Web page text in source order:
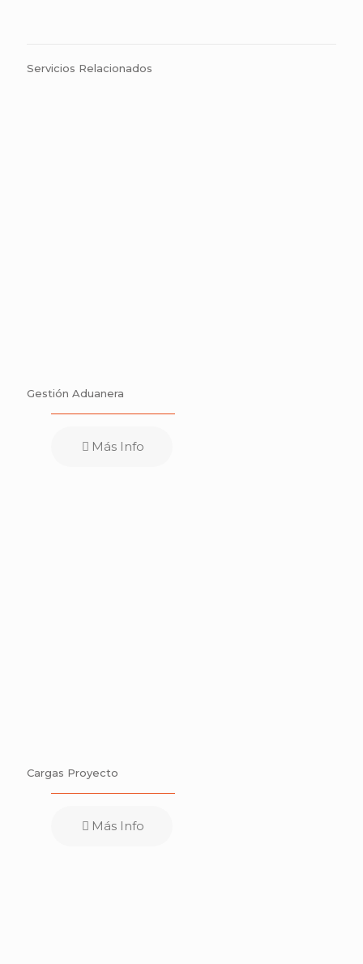
Servicios Relacionados
Gestión Aduanera
Más Info
Cargas Proyecto
Más Info